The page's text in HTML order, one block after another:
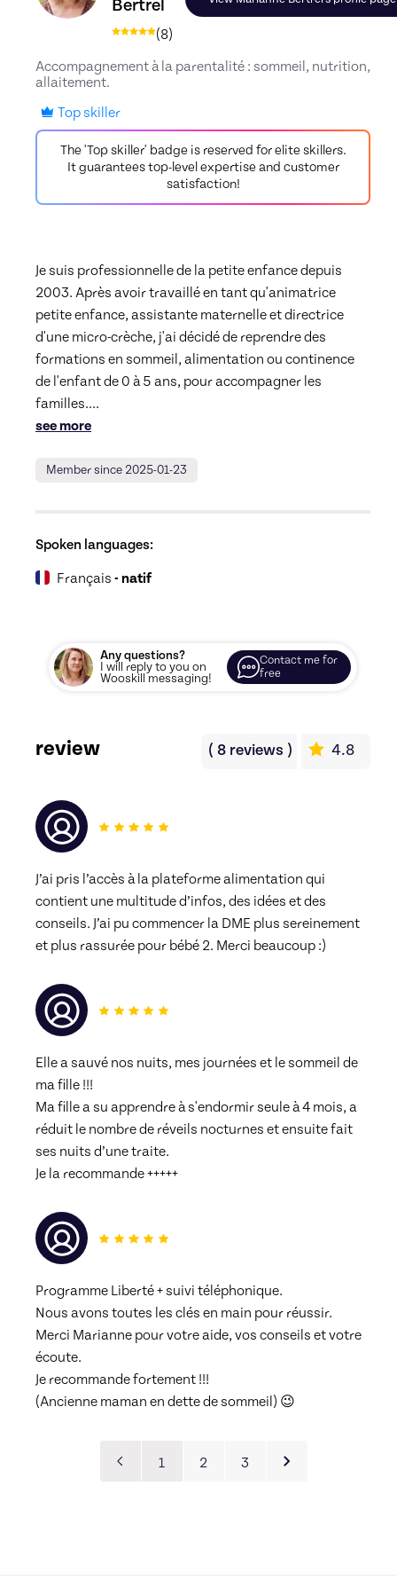
Bertrel
(8)
Accompagnement à la parentalité : sommeil, nutrition,
allaitement.
Top skiller
The 'Top skiller' badge is reserved for elite skillers.
It guarantees top-level expertise and customer
satisfaction!
Je suis professionnelle de la petite enfance depuis
2003. Après avoir travaillé en tant qu'animatrice
petite enfance, assistante maternelle et directrice
d'une micro-crèche, j'ai décidé de reprendre des
formations en sommeil, alimentation ou continence
de l'enfant de 0 à 5 ans, pour accompagner les
familles....
see more
Member since 2025-01-23
Spoken languages:
Français - natif
Any questions?
I will reply to you on
Wooskill messaging!
Contact me for
free
review ( 8 reviews ) 4.8
J’ai pris l’accès à la plateforme alimentation qui
contient une multitude d’infos, des idées et des
conseils. J’ai pu commencer la DME plus sereinement
et plus rassurée pour bébé 2. Merci beaucoup :)
Elle a sauvé nos nuits, mes journées et le sommeil de
ma fille !!!
Ma fille a su apprendre à s'endormir seule à 4 mois, a
réduit le nombre de réveils nocturnes et ensuite fait
ses nuits d’une traite.
Je la recommande +++++
Programme Liberté + suivi téléphonique.
Nous avons toutes les clés en main pour réussir.
Merci Marianne pour votre aide, vos conseils et votre
écoute.
Je recommande fortement !!!
(Ancienne maman en dette de sommeil) 😉
1 2 3